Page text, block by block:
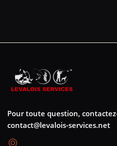
Pour toute question,
contact@levalois-services.net